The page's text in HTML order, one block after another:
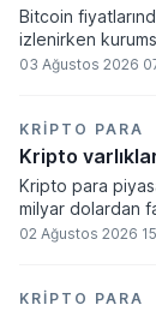
Bitcoin
izlenirken
piyasa
çalışmalarındaki
kalmaya devam
03 Ağustos 2026
KRIPTO PARA
Kripto
Kripto para
milyar dolardan
bir toparlanma
2 trilyon 159
02 Ağustos 2026
KRIPTO PARA